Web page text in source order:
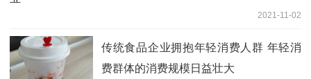
2021-11-02
传统食品企业拥抱年轻消费人群 年轻消
费群体的消费规模日益壮大